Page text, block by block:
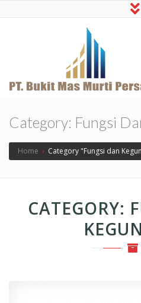
Persada
Category: Fungsi
Home › Category "Fungsi dan
CATEGORY: